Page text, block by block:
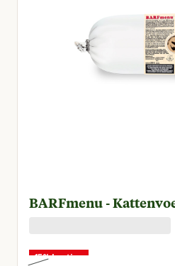
BARFmenu -
15% korting